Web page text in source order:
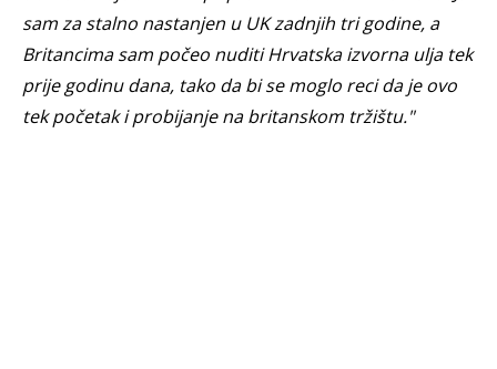
sam za stalno nastanjen u UK zadnjih tri godine, a
Britancima sam počeo nuditi Hrvatska izvorna ulja tek
prije godinu dana, tako da bi se moglo reci da je ovo
tek početak i probijanje na britanskom tržištu."